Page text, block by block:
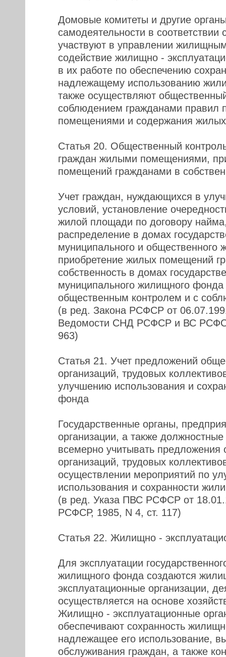
Домовые комитеты и другие
самодеятельности в
участвуют в управлении
содействие жилищно -
в их работе по обеспечению
надлежащему использованию
также осуществляют
соблюдением гражданами правил
помещениями и содержания
Статья 20. Общественный
граждан жилыми помещениями,
помещений гражданами в
Учет граждан, нуждающихся в
условий, установление
жилой площади по договору
распределение в домах
муниципального и общественного
приобретение жилых помещений
собственность в домах
муниципального жилищного
общественным контролем и с
(в ред. Закона РСФСР от
Ведомости СНД РСФСР и ВС
963)
Статья 21. Учет предложений
организаций, трудовых
улучшению использования и
фонда
Государственные органы,
организации, а также
всемерно учитывать предложения
организаций, трудовых
осуществлении мероприятий по
использования и сохранности
(в ред. Указа ПВС РСФСР от
РСФСР, 1985, N 4, ст. 117)
Статья 22. Жилищно -
Для эксплуатации
жилищного фонда создаются
эксплуатационные организации,
осуществляется на основе
Жилищно - эксплуатационные
обеспечивают сохранность
надлежащее его использование,
обслуживания граждан, а также